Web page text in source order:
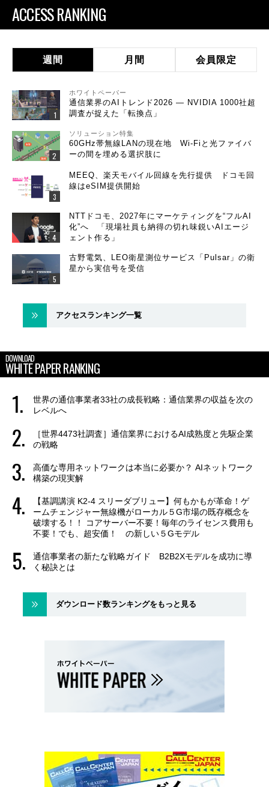
ACCESS RANKING
週間 月間 会員限定
ホワイトペーパー
通信業界のAIトレンド2026 ― NVIDIA 1000社超
調査が捉えた「転換点」
ソリューション特集
60GHz帯無線LANの現在地 Wi-Fiと光ファイバ
ーの間を埋める選択肢に
MEEQ、楽天モバイル回線を先行提供 ドコモ回
線はeSIM提供開始
NTTドコモ、2027年にマーケティングを“フルAI
化”へ 「現場社員も納得の切れ味鋭いAIエージ
ェント作る」
古野電気、LEO衛星測位サービス「Pulsar」の衛
星から実信号を受信
アクセスランキング一覧
DOWNLOAD
WHITE PAPER RANKING
世界の通信事業者33社の成長戦略：通信業界の収益を次の
レベルへ
［世界4473社調査］通信業界におけるAI成熟度と先駆企業
の戦略
高価な専用ネットワークは本当に必要か？ AIネットワーク
構築の現実解
【基調講演 K2-4 スリーダブリュー】何もかもが革命！ゲ
ームチェンジャー無線機がローカル５G市場の既存概念を
破壊する！！ コアサーバー不要！毎年のライセンス費用も
不要！でも、超安価！ の新しい５Gモデル
通信事業者の新たな戦略ガイド B2B2Xモデルを成功に導
く秘訣とは
ダウンロード数ランキングをもっと見る